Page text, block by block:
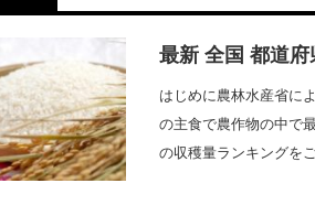
最新 全国 都道
はじめに農林水産省に
の主食で農作物の中で
の収穫量ランキングを